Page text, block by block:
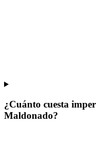
¿Cuánto cuesta
Maldonado?